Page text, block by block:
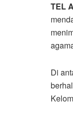
TEL
Di